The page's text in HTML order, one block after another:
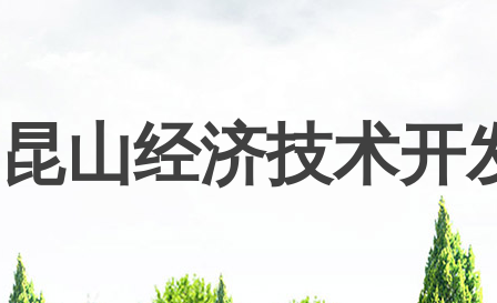
昆山经济技术开